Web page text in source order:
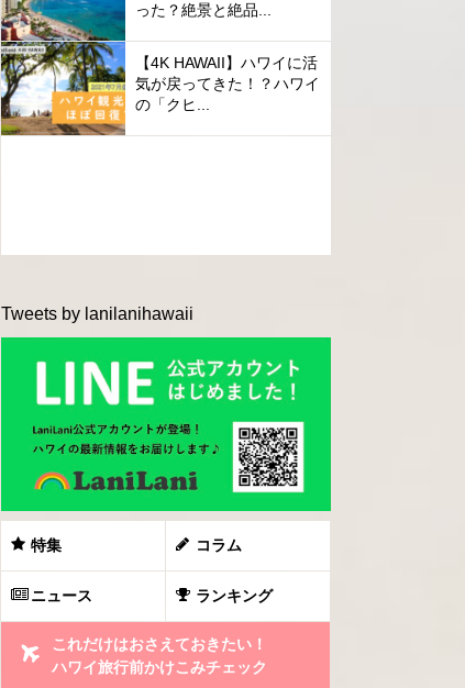
った？絶景と絶品...
【4K HAWAII】ハワイに活
気が戻ってきた！？ハワイ
の「クヒ...
Tweets by lanilanihawaii
特集 コラム
ニュース ランキング
これだけはおさえておきたい！
ハワイ旅行前かけこみチェック